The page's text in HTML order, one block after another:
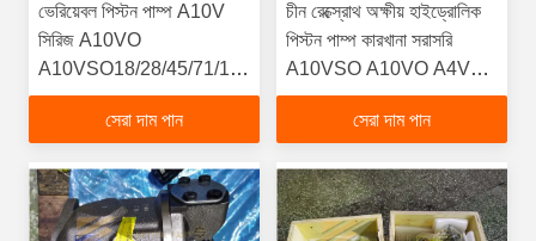
ভেরিয়েবল পিস্টন পাম্প A10V
সিরিজ A10VO
A10VSO18/28/45/71/100/140/DR/DFR1/DFLR/DRS/
স্টক নতুন হাইড্রোলিক পাম্প
সেরা দাম পান
চীন রেক্স্রোথ অক্ষীয় হাইড্রোলিক
পিস্টন পাম্প কারখানা সরাসরি
A10VSO A10VO A4VG
A4VSO250 A10VSO45
A10VSO100সেরা দাম পান